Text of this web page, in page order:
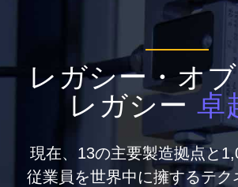
レガシー・オブ
レガシー卓
現在、13の主要製造拠点と
従業員を世界中に擁するテク